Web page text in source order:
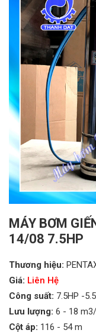
MÁY BƠM
14/08 7.5HP
Thương hiệu:
Giá: Liên Hệ
Công suất: 7.5HP -
Lưu lượng: 6 - 18
Cột áp: 116 - 54 m